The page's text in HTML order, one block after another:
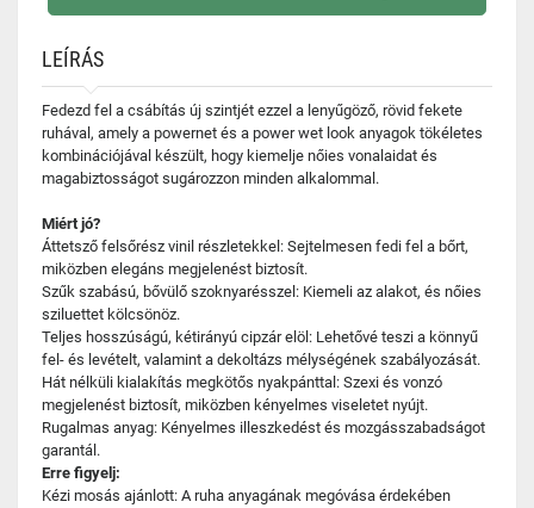
LEÍRÁS
Fedezd fel a csábítás új szintjét ezzel a lenyűgöző, rövid fekete
ruhával, amely a powernet és a power wet look anyagok tökéletes
kombinációjával készült, hogy kiemelje nőies vonalaidat és
magabiztosságot sugározzon minden alkalommal.
Miért jó?
Áttetsző felsőrész vinil részletekkel: Sejtelmesen fedi fel a bőrt,
miközben elegáns megjelenést biztosít.
Szűk szabású, bővülő szoknyarésszel: Kiemeli az alakot, és nőies
sziluettet kölcsönöz.
Teljes hosszúságú, kétirányú cipzár elöl: Lehetővé teszi a könnyű
fel- és levételt, valamint a dekoltázs mélységének szabályozását.
Hát nélküli kialakítás megkötős nyakpánttal: Szexi és vonzó
megjelenést biztosít, miközben kényelmes viseletet nyújt.
Rugalmas anyag: Kényelmes illeszkedést és mozgásszabadságot
garantál.
Erre figyelj:
Kézi mosás ajánlott: A ruha anyagának megóvása érdekében